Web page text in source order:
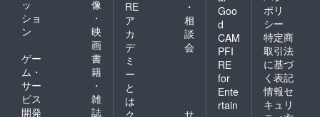
ッ
ショ
ン
像
・
映
画
ゲー
ム・
サー
ビス
開発
書
籍
・
雑
誌
RE
ア
カ
デ
ミ
ー
と
は
・
相
談
会
ク
サ
Goo
d
CAM
PFI
RE
for
Ente
rtain
ポリ
シー
特定商
取引法
に基づ
く表記
情報セ
キュリ